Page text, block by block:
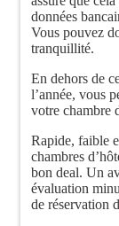
données
Vous pouvez
tranquillité.
En dehors de
l’année, vous
votre chambre
Rapide, faible
chambres
bon deal. Un
évaluation
de réservation